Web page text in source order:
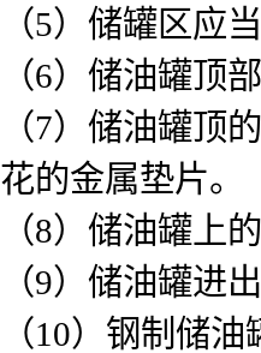
（5）储罐区应
（6）储油罐顶
（7）储油罐顶
花的金属垫片。
（8）储油罐上
（9）储油罐进
（10）钢制储